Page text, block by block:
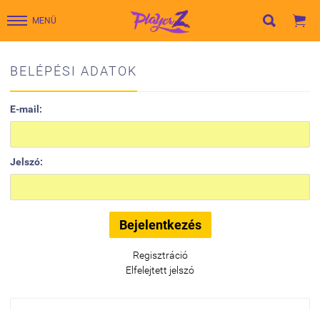
MENÜ  
BELÉPÉSI ADATOK
E-mail:
Jelszó:
Regisztráció
Elfelejtett jelszó